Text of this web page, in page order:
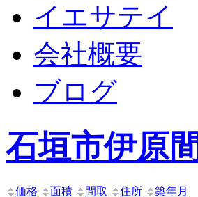
イエサテイ
会社概要
ブログ
石垣市伊原間
価格 面積 間取 住所 築年月